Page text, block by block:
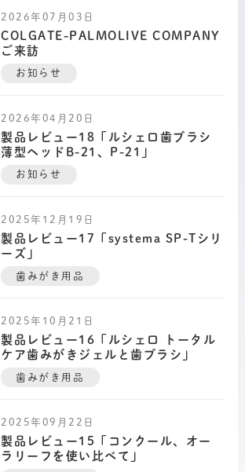
2026年07月03日
COLGATE-PALMOLIVE COMPANY
ご来訪
お知らせ
2026年04月20日
製品レビュー18「ルシェロ歯ブラシ
薄型ヘッドB-21、P-21」
お知らせ
2025年12月19日
製品レビュー17「systema SP-Tシリ
ーズ」
歯みがき用品
2025年10月21日
製品レビュー16「ルシェロ トータル
ケア歯みがきジェルと歯ブラシ」
歯みがき用品
2025年09月22日
製品レビュー15「コンクール、オー
ラリーフを使い比べて」